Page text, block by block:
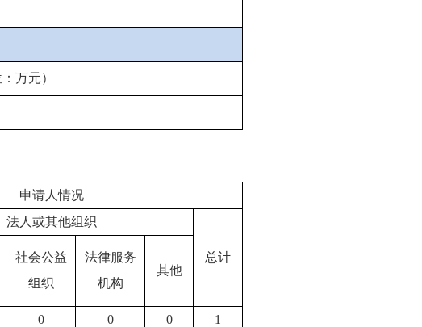
万元）
申请人情况
法人或其他组织
总计
社会公益
组织
法律服务
机构
其他
0 0 0
1